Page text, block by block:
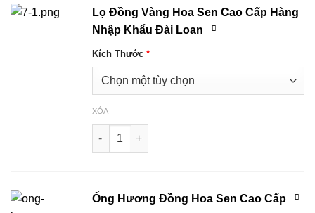
Lọ Đồng Vàng Hoa Sen Cao Cấp Hàng
Nhập Khẩu Đài Loan
Kích Thước *
XÓA
Lọ Đồng Vàng Hoa Sen Cao Cấp Hàng Nhập
Ống Hương Đồng Hoa Sen Cao Cấp